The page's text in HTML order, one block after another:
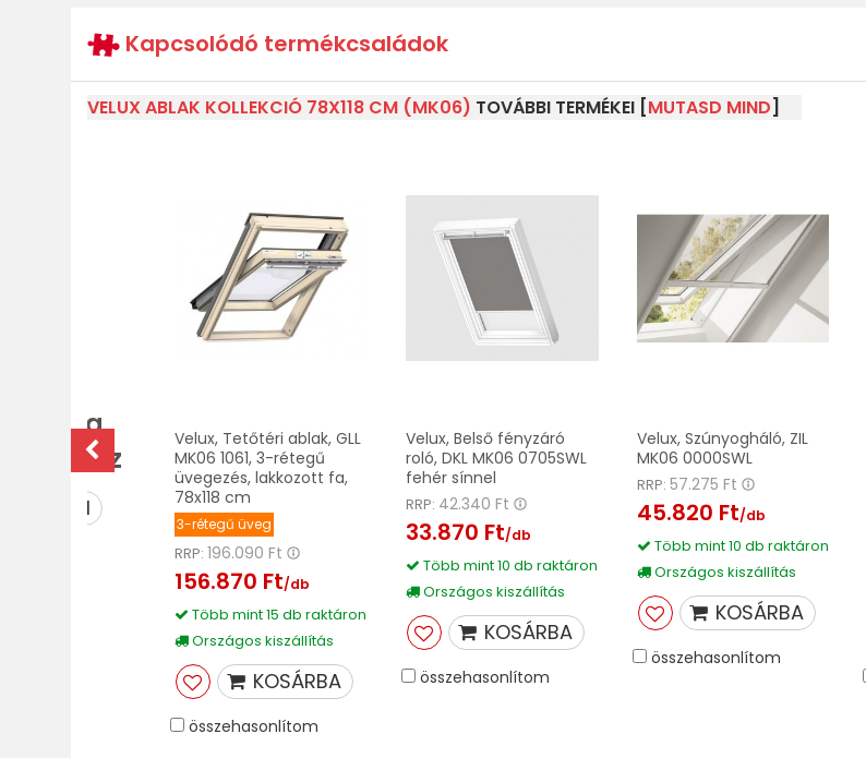
Kapcsolódó termékcsaládok
VELUX ABLAK KOLLEKCIÓ 78X118 CM (MK06) TOVÁBBI TERMÉKEI [MUTASD MIND]
a
Velux, Tetőtéri ablak, GLL
MK06 1061, 3-rétegű
üvegezés, lakkozott fa,
78x118 cm
3-rétegű üveg
RRP: 196.090 Ft
156.870 Ft/db
Több mint 15 db raktáron
Országos kiszállítás
KOSÁRBA
összehasonlítom
Velux, Belső fényzáró
roló, DKL MK06 0705SWL
fehér sínnel
RRP: 42.340 Ft
33.870 Ft/db
Több mint 10 db raktáron
Országos kiszállítás
KOSÁRBA
összehasonlítom
Velux, Szúnyogháló, ZIL
MK06 0000SWL
RRP: 57.275 Ft
45.820 Ft/db
Több mint 10 db raktáron
Országos kiszállítás
KOSÁRBA
összehasonlítom